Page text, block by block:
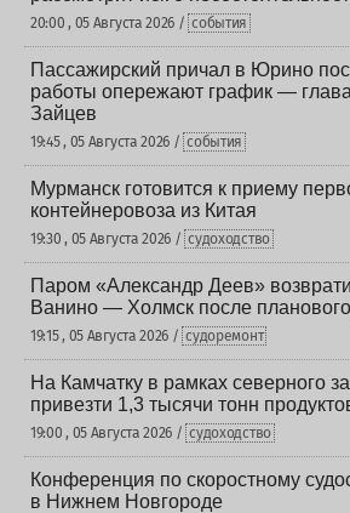
20:00 , 05 Августа 2026 / события
Пассажирский причал в Юрино
работы опережают график —
Зайцев
19:45 , 05 Августа 2026 / события
Мурманск готовится к приему
контейнеровоза из Китая
19:30 , 05 Августа 2026 / судоходство
Паром «Александр Деев»
Ванино — Холмск после
19:15 , 05 Августа 2026 / судоремонт
На Камчатку в рамках северного
привезти 1,3 тысячи тонн
19:00 , 05 Августа 2026 / судоходство
Конференция по скоростному
в Нижнем Новгороде